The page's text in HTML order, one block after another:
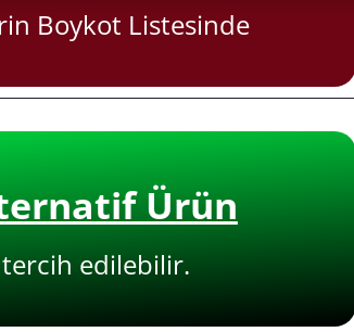
Boykot Listesinde
Ürün
edilebilir.